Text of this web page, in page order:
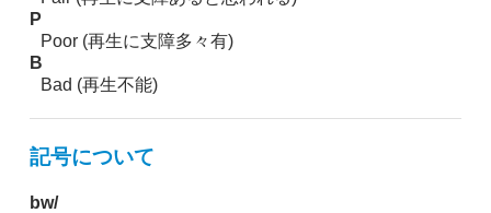
P
Poor (再生に支障多々有)
B
Bad (再生不能)
記号について
bw/